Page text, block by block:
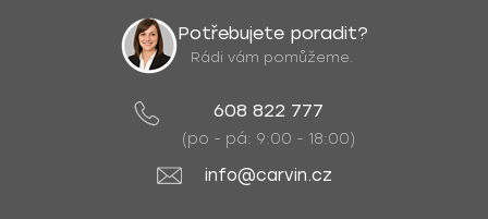
Potřebujete poradit?
Rádi vám pomůžeme.
608 822 777
(po - pá: 9:00 - 18:00)
info@carvin.cz